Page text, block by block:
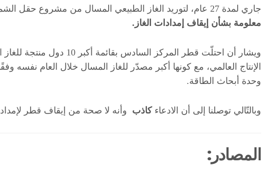
جاري لمدة 27 عام، لتوريد الغاز الطبيعي المسال من مشروع حقل الشمال الشرقي إلى فرنسا
معلومة بشأن إيقاف إمدادات الغاز.
الإنتاج العالمي، مع كونها أكبر مصدّر للغاز المسال خلال العام نفسه
وحدة أبحاث الطاقة.
وبالتّالي توصلنا إلى أن الادعاء كاذب وأنه لا صحة من إيقاف قطر
المصادر: